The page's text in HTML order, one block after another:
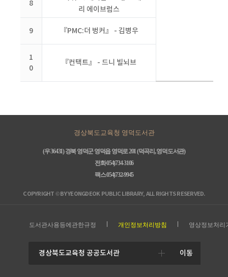
8
리 에이브럼스
9 『PMC:더 벙커』 - 김병우
1
0
『컨택트』 - 드니 빌뇌브
경상북도교육청 영덕도서관
(우 36431) 경북 영덕군 영덕읍 영덕로 201 (덕곡리, 영덕도서관)
전화 054)734-3106
팩스 054)732-9945
COPYRIGHT © BY YEONGDEOK PUBLIC LIBRARY, ALL RIGHTS RESERVED.
도서관사용등에관한규정 개인정보처리방침 영상정보처리
이동